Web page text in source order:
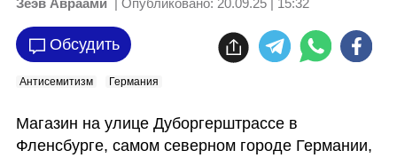
Зеэв Авраами | Опубликовано: 20.09.25 | 15:32
Обсудить
Антисемитизм Германия
Магазин на улице Дуборгерштрассе в
Фленсбурге, самом северном городе Германии,